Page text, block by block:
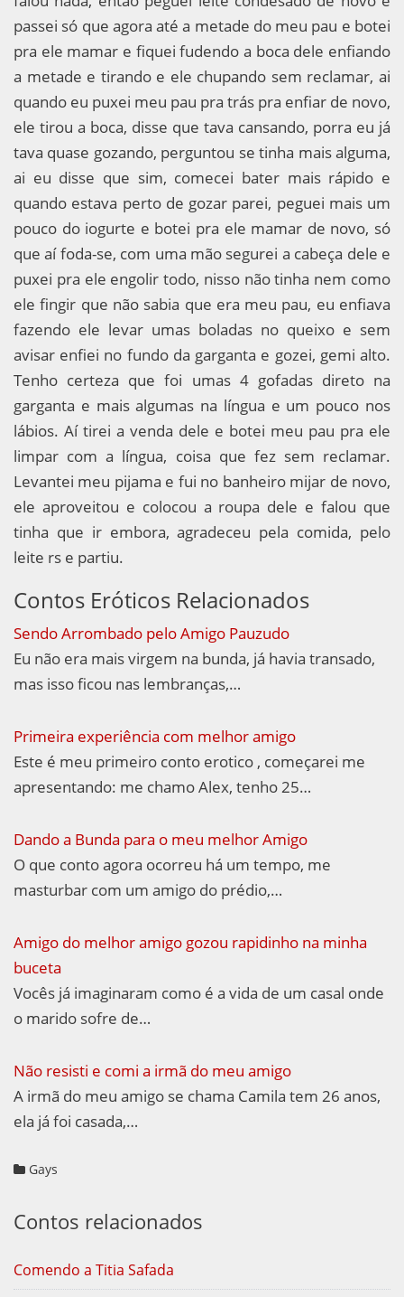
passei só que agora até a metade do meu pau e botei
pra ele mamar e fiquei fudendo a boca dele enfiando
a metade e tirando e ele chupando sem reclamar, ai
quando eu puxei meu pau pra trás pra enfiar de novo,
ele tirou a boca, disse que tava cansando, porra eu já
tava quase gozando, perguntou se tinha mais alguma,
ai eu disse que sim, comecei bater mais rápido e
quando estava perto de gozar parei, peguei mais um
pouco do iogurte e botei pra ele mamar de novo, só
que aí foda-se, com uma mão segurei a cabeça dele e
puxei pra ele engolir todo, nisso não tinha nem como
ele fingir que não sabia que era meu pau, eu enfiava
fazendo ele levar umas boladas no queixo e sem
avisar enfiei no fundo da garganta e gozei, gemi alto.
Tenho certeza que foi umas 4 gofadas direto na
garganta e mais algumas na língua e um pouco nos
lábios. Aí tirei a venda dele e botei meu pau pra ele
limpar com a língua, coisa que fez sem reclamar.
Levantei meu pijama e fui no banheiro mijar de novo,
ele aproveitou e colocou a roupa dele e falou que
tinha que ir embora, agradeceu pela comida, pelo
leite rs e partiu.
Contos Eróticos Relacionados
Sendo Arrombado pelo Amigo Pauzudo
Eu não era mais virgem na bunda, já havia transado,
mas isso ficou nas lembranças,…
Primeira experiência com melhor amigo
Este é meu primeiro conto erotico , começarei me
apresentando: me chamo Alex, tenho 25…
Dando a Bunda para o meu melhor Amigo
O que conto agora ocorreu há um tempo, me
masturbar com um amigo do prédio,…
Amigo do melhor amigo gozou rapidinho na minha
buceta
Vocês já imaginaram como é a vida de um casal onde
o marido sofre de…
Não resisti e comi a irmã do meu amigo
A irmã do meu amigo se chama Camila tem 26 anos,
ela já foi casada,…
Gays
Contos relacionados
Comendo a Titia Safada